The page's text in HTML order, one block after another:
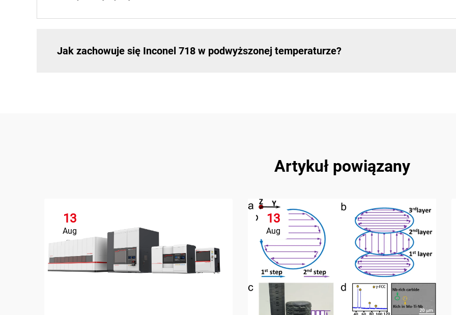
Jak zachowuje się Inconel 718 w podwyższonej temperaturze?
Artykuł powiązany
13
Aug
13
Aug